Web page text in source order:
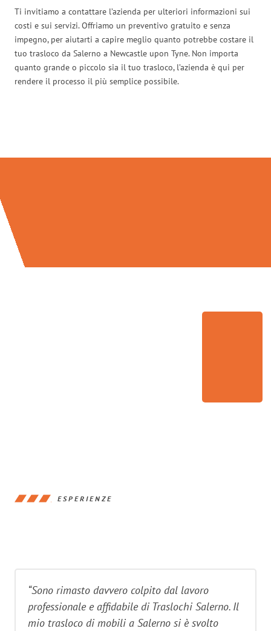
Ti invitiamo a contattare l’azienda per ulteriori informazioni sui
costi e sui servizi. Offriamo un preventivo gratuito e senza
impegno, per aiutarti a capire meglio quanto potrebbe costare il
tuo trasloco da Salerno a Newcastle upon Tyne. Non importa
quanto grande o piccolo sia il tuo trasloco, l’azienda è qui per
rendere il processo il più semplice possibile.
ESPERIENZE
“Sono rimasto davvero colpito dal lavoro
professionale e affidabile di Traslochi Salerno. Il
mio trasloco di mobili a Salerno si è svolto